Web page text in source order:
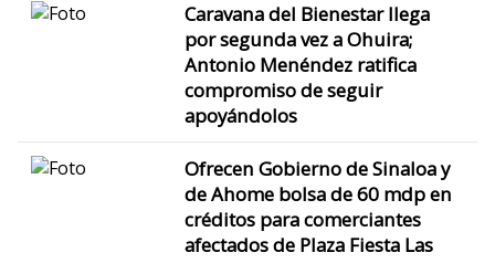
Caravana del Bienestar llega
por segunda vez a Ohuira;
Antonio Menéndez ratifica
compromiso de seguir
apoyándolos
Ofrecen Gobierno de Sinaloa y
de Ahome bolsa de 60 mdp en
créditos para comerciantes
afectados de Plaza Fiesta Las